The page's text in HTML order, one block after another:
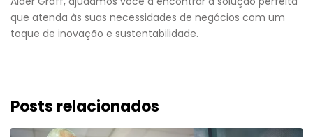
que atenda às suas necessidades de negócios com um
toque de inovação e sustentabilidade.
Posts relacionados